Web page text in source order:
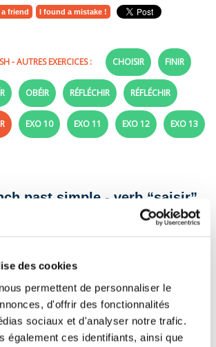
des cookies
permettent de personnaliser le
d'offrir des fonctionnalités
sociaux et d'analyser notre trafic.
également ces identifiants, ainsi que
friend I found a mistake !
- AUTRES EXERCICES : CHOISIR FINIR
OBÉIR RÉFLÉCHIR RÉFLÉCHIR
EXO 10 EXO 11 EXO 12 EXO 13
past simple - verb “saisir”
the verb “ saisir ” in the passé
je la balle en plein
le suspect à la sortie.